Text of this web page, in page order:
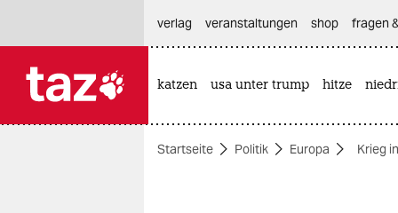
themen
verlag
veranstaltungen shop fragen
katzen usa unter trump hitze
Startseite Politik Europa Krieg